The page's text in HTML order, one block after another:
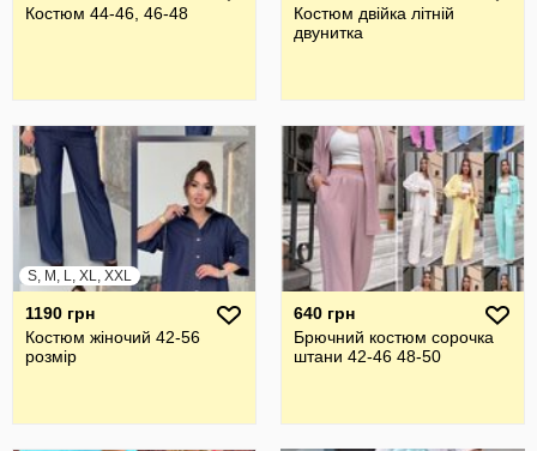
Костюм 44-46, 46-48
Костюм двійка літній
двунитка
S, M, L, XL, XXL
1190 грн
Костюм жіночий 42-56
розмір
640 грн
Брючний костюм сорочка
штани 42-46 48-50